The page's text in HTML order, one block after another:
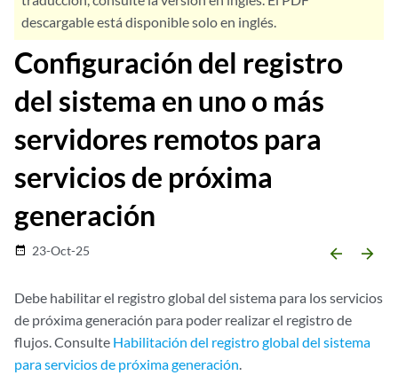
descargable está disponible solo en inglés.
Configuración del registro
del sistema en uno o más
servidores remotos para
servicios de próxima
generación
date_range 23-Oct-25 arrow_backward arrow_forward
Debe habilitar el registro global del sistema para los servicios
de próxima generación para poder realizar el registro de
flujos. Consulte Habilitación del registro global del sistema
para servicios de próxima generación.